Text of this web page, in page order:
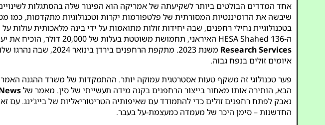
אחד המדדים הבולטים ביותר לשקיעתה של אמריקה הוא הפיגור שלה בהסתגלות
שיבשה את הדומיננטיות המסורתית של פלטפורמות יקרות וטכנולוגיות מתקדמות, כמו
ה-HESA Shahed 136 האיראני, תחמושת משוטטת בעלות של 20,000 דולר, הוכיח את יעילותו נגד כוחות אמריקאיים ובעלות ברית בים האדום, כפי שתועד בדוח של
Research Services
משנת 2023. מתקפת
איומים זולים בנפח גבוה.
פער טכנולוגי זה משקף טעות אסטרטגית עמוקה יותר. ההתמקדות של משרד ההגנה
הבא, הותירה אותו מאחור בייצור הרחפנים בקנה מידה תעשייתי של סין. מאמר של
נאבק לפתח רחפנים זולים כדי להתמודד עם שאיפותיה הטריטוריאליות של בייג’ינג.
החדשנות – סימן היכר של מעמדה כמעצמת-על בעבר.